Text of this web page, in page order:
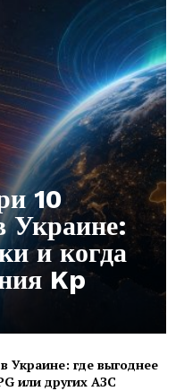
10
Украине:
и когда
Kp
Украине: где выгоднее
или других АЗС